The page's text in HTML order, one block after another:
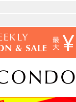
& SALE ¥